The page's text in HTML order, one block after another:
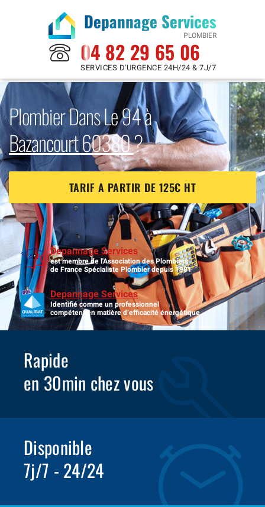
Depannage Services
PLOMBIER
04 82 29 65 06
SERVICES D'URGENCE 24H/24 & 7J/7
Plombier Dans Le 94 à
Bazancourt 60380?
TARIF A PARTIR DE 125€ HT
Depannage Services
est membre de l'Association des Plombiers
de France Spécialiste Plombier depuis 1981
Depannage Services
Identifié comme un professionnel
compétent en matière d’efficacité énergétique.
Rapide
en 30min chez vous
Disponible
7j/7 - 24/24